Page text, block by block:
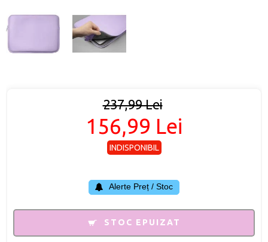
237,99 Lei
156,99 Lei
INDISPONIBIL
Alerte Preț / Stoc
STOC EPUIZAT